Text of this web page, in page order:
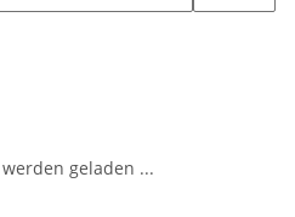
geladen ...